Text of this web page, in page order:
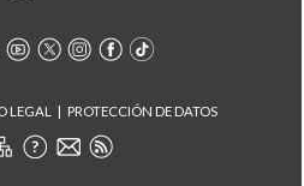
LEGAL PROTECCIÓN DE DATOS